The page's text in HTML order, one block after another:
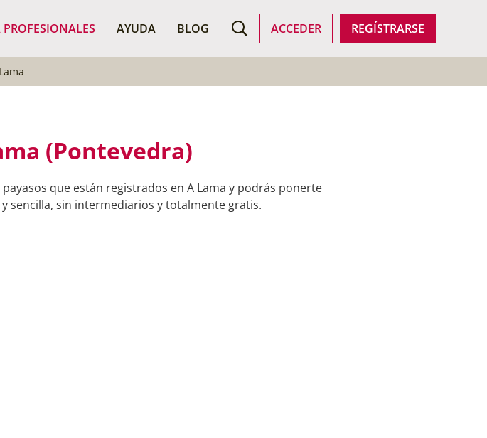
AYUDA BLOG ACCEDER REGÍSTRARSE
BUSCAR PROFESIONALES
(Pontevedra)
que están registrados en A Lama y podrás ponerte
sencilla, sin intermediarios y totalmente gratis.